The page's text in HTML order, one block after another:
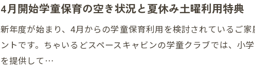
4月開始学童保育の空き状況と夏休み土曜利用特典
新年度が始まり、4月からの学童保育利用を検討されているご
ントです。ちゃいるどスペースキャビンの学童クラブでは、小
を提供して…